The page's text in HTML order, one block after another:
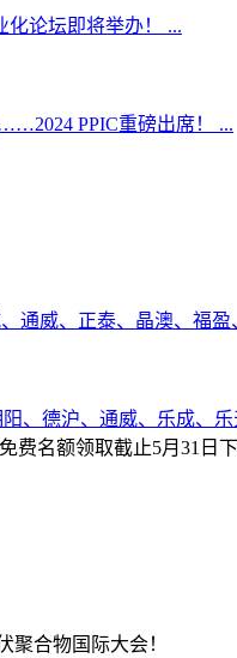
化论坛即将举办！ ...
PPIC重磅出席！ ...
通威、正泰、晶澳、福盈
、德沪、通威、乐成、乐
名额领取截止5月31日下
聚合物国际大会！